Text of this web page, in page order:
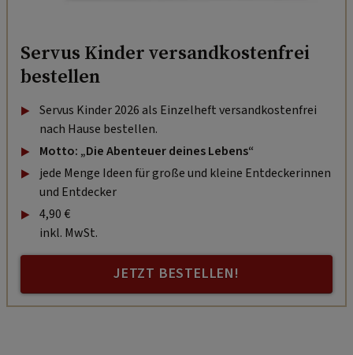
Servus Kinder versandkostenfrei
bestellen
Servus Kinder 2026 als Einzelheft versandkostenfrei
nach Hause bestellen.
Motto: „Die Abenteuer deines Lebens“
jede Menge Ideen für große und kleine Entdeckerinnen
und Entdecker
4,90 €
inkl. MwSt.
JETZT BESTELLEN!